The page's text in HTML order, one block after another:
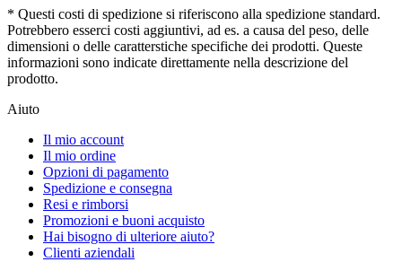
* Questi costi di spedizione si riferiscono alla spedizione standard.
Potrebbero esserci costi aggiuntivi, ad es. a causa del peso, delle
dimensioni o delle caratterstiche specifiche dei prodotti. Queste
informazioni sono indicate direttamente nella descrizione del
prodotto.
Aiuto
Il mio account
Il mio ordine
Opzioni di pagamento
Spedizione e consegna
Resi e rimborsi
Promozioni e buoni acquisto
Hai bisogno di ulteriore aiuto?
Clienti aziendali